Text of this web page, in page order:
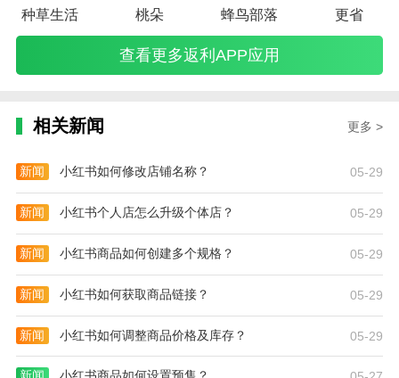
种草生活 桃朵 蜂鸟部落 更省
查看更多返利APP应用
相关新闻 更多 >
新闻 小红书如何修改店铺名称？ 05-29
新闻 小红书个人店怎么升级个体店？ 05-29
新闻 小红书商品如何创建多个规格？ 05-29
新闻 小红书如何获取商品链接？ 05-29
新闻 小红书如何调整商品价格及库存？ 05-29